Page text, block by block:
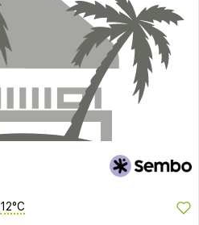
12°C